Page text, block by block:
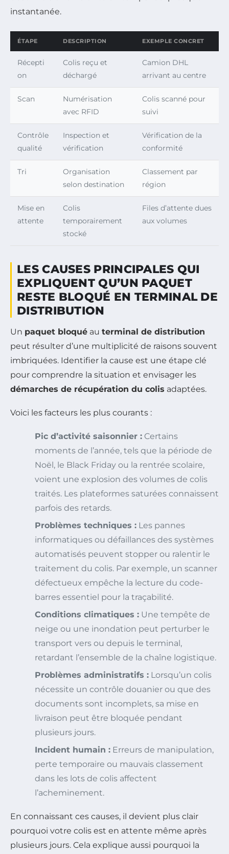
instantanée.
ÉTAPE DESCRIPTION EXEMPLE CONCRET
Récepti
on
Colis reçu et
déchargé
Camion DHL
arrivant au centre
Scan
Numérisation
avec RFID
Colis scanné pour
suivi
Contrôle
qualité
Inspection et
vérification
Vérification de la
conformité
Tri
Organisation
selon destination
Classement par
région
Mise en
attente
Colis
temporairement
stocké
Files d’attente dues
aux volumes
LES CAUSES PRINCIPALES QUI
EXPLIQUENT QU’UN PAQUET
RESTE BLOQUÉ EN TERMINAL DE
DISTRIBUTION
Un paquet bloqué au terminal de distribution
peut résulter d’une multiplicité de raisons souvent
imbriquées. Identifier la cause est une étape clé
pour comprendre la situation et envisager les
démarches de récupération du colis adaptées.
Voici les facteurs les plus courants :
Pic d’activité saisonnier : Certains
moments de l’année, tels que la période de
Noël, le Black Friday ou la rentrée scolaire,
voient une explosion des volumes de colis
traités. Les plateformes saturées connaissent
parfois des retards.
Problèmes techniques : Les pannes
informatiques ou défaillances des systèmes
automatisés peuvent stopper ou ralentir le
traitement du colis. Par exemple, un scanner
défectueux empêche la lecture du code-
barres essentiel pour la traçabilité.
Conditions climatiques : Une tempête de
neige ou une inondation peut perturber le
transport vers ou depuis le terminal,
retardant l’ensemble de la chaîne logistique.
Problèmes administratifs : Lorsqu’un colis
nécessite un contrôle douanier ou que des
documents sont incomplets, sa mise en
livraison peut être bloquée pendant
plusieurs jours.
Incident humain : Erreurs de manipulation,
perte temporaire ou mauvais classement
dans les lots de colis affectent
l’acheminement.
En connaissant ces causes, il devient plus clair
pourquoi votre colis est en attente même après
plusieurs jours. Cela explique aussi pourquoi la